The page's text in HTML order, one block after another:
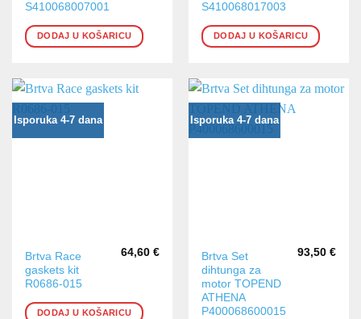
S410068007001
DODAJ U KOŠARICU
S410068017003
DODAJ U KOŠARICU
Isporuka 4-7 dana
Brtva Race
gaskets kit
R0686-015
64,60 €
DODAJ U KOŠARICU
Isporuka 4-7 dana
Brtva Set
dihtunga za
motor TOPEND
ATHENA
P400068600015
93,50 €